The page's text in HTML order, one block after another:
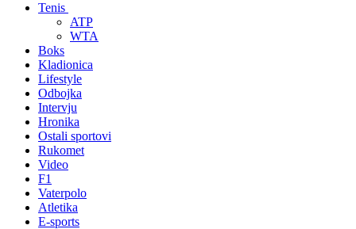
Tenis
ATP
WTA
Boks
Kladionica
Lifestyle
Odbojka
Intervju
Hronika
Ostali sportovi
Rukomet
Video
F1
Vaterpolo
Atletika
E-sports